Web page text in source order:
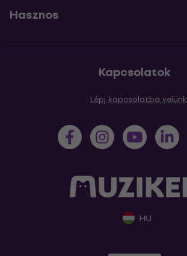
Hasznos
Kapcsolatok
Lépj kapcsolatba velünk
HU